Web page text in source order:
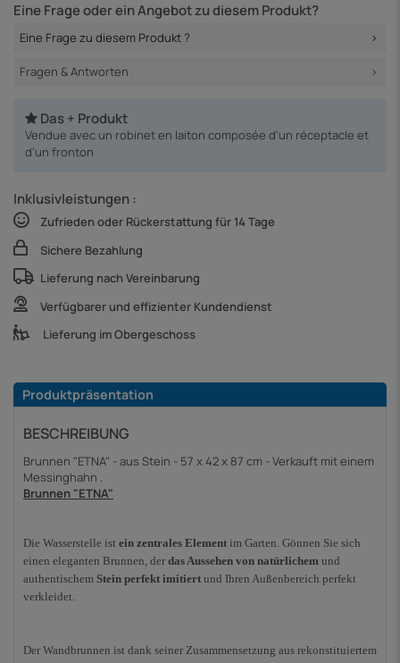
Eine Frage oder ein Angebot zu diesem Produkt?
Eine Frage zu diesem Produkt ?
Fragen & Antworten
Das + Produkt
Vendue avec un robinet en laiton composée d'un réceptacle et
d'un fronton
Inklusivleistungen :
Zufrieden oder Rückerstattung für 14 Tage
Sichere Bezahlung
Lieferung nach Vereinbarung
Verfügbarer und effizienter Kundendienst
Lieferung im Obergeschoss
Produktpräsentation
BESCHREIBUNG
Brunnen "ETNA" - aus Stein - 57 x 42 x 87 cm - Verkauft mit einem
Messinghahn .
Brunnen "ETNA"
Die Wasserstelle ist ein zentrales Element im Garten. Gönnen Sie sich
einen eleganten Brunnen, der das Aussehen von natürlichem und
authentischem Stein perfekt imitiert und Ihren Außenbereich perfekt
verkleidet.
Der Wandbrunnen ist dank seiner Zusammensetzung aus rekonstituiertem